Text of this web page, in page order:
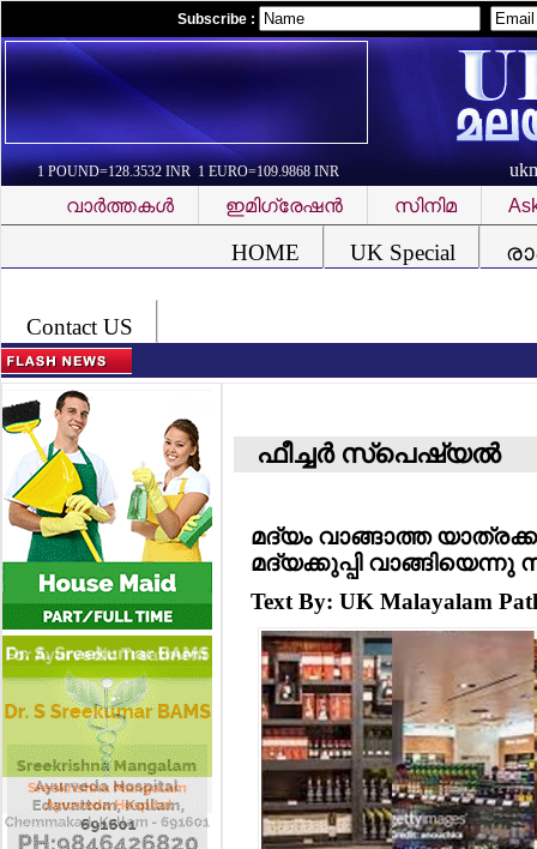
Subscribe :
1 POUND=128.3532 INR 1 EURO=109.9868 INR
വാര്‍ത്തകള്‍
ഇമിഗ്രേഷന്‍ സിനിമ
HOME UK Special
Contact US
ഫീച്ചര്‍ സ്‌പെഷ്യല്‍
മദ്യം വാങ്ങാത്ത
മദ്യക്കുപ്പി
Text By: UK Malayalam